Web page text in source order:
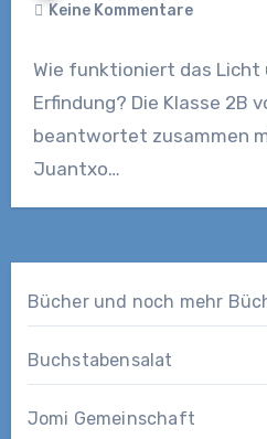
Keine Kommentare
Wie funktioniert das Licht
Erfindung? Die Klasse 2B
beantwortet zusammen
Juantxo…
Bücher und noch mehr
Buchstabensalat
Jomi Gemeinschaft